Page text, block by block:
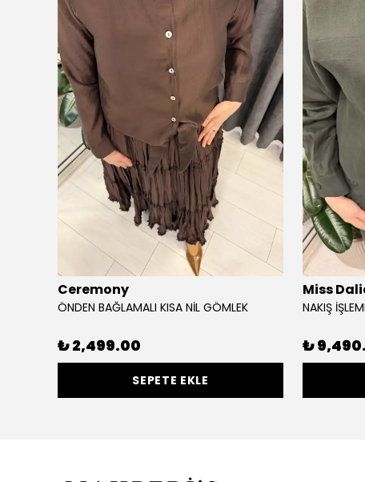
Ceremony
ÖNDEN BAĞLAMALI KISA NİL GÖMLEK
₺ 2,499.00
SEPETE EKLE
Miss
NAKIŞ
₺